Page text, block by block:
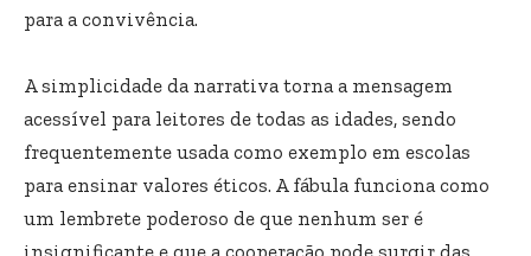
para a convivência.
A simplicidade da narrativa torna a mensagem
acessível para leitores de todas as idades, sendo
frequentemente usada como exemplo em escolas
para ensinar valores éticos. A fábula funciona como
um lembrete poderoso de que nenhum ser é